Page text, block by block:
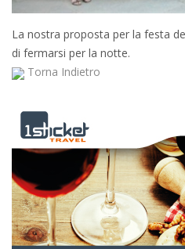
La nostra proposta per la festa
di fermarsi per la notte.
Torna Indietro